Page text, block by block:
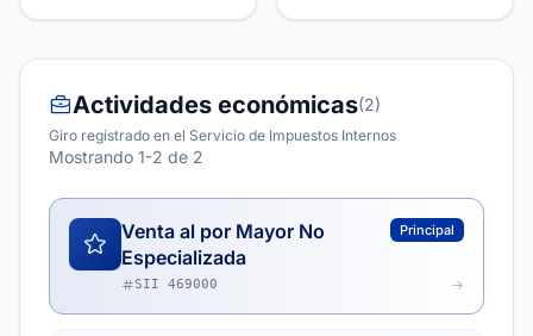
Actividades económicas(2)
Giro registrado en el Servicio de Impuestos Internos
Mostrando 1-2 de 2
Venta al por Mayor No
Especializada
Principal
SII 469000